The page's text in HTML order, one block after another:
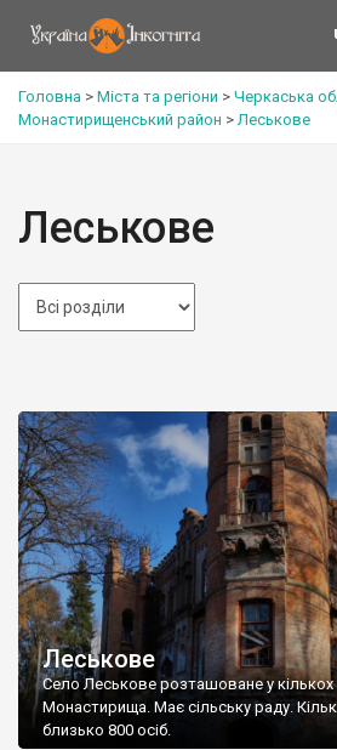
Головна > Міста та регіони > Черкаська
Монастирищенський район >Леськове
Леськове
Леськове
Село Леськове розташоване у кількох
Монастирища. Має сільську раду.
близько 800 осіб.